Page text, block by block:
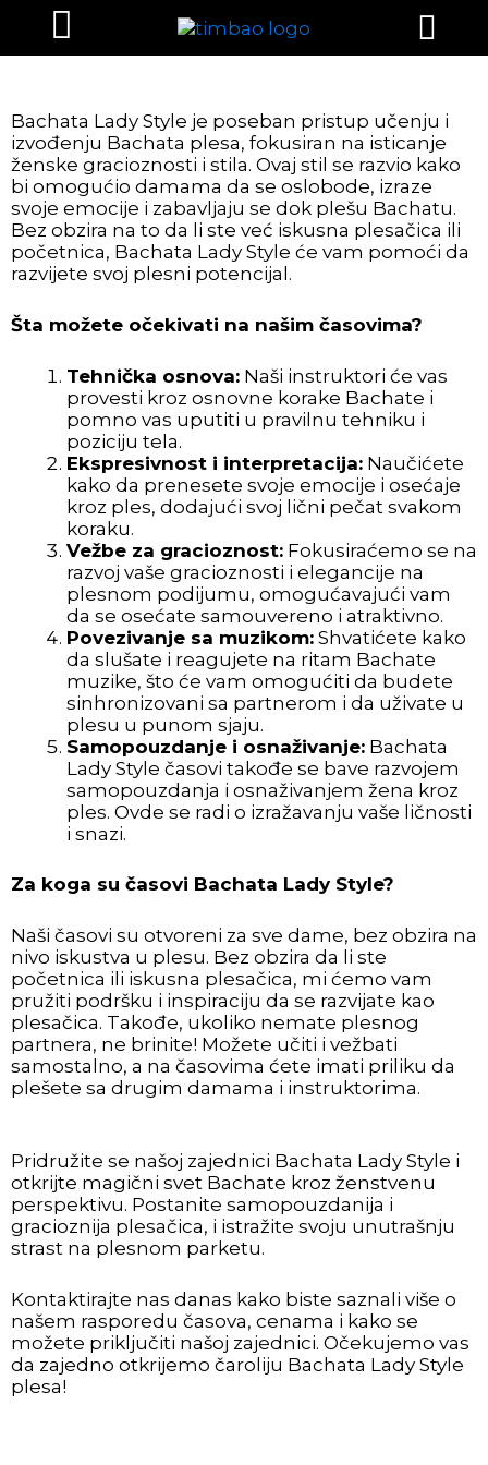
content
Menu
Bachata Lady Style je poseban pristup učenju i
izvođenju Bachata plesa, fokusiran na isticanje
ženske gracioznosti i stila. Ovaj stil se razvio kako
bi omogućio damama da se oslobode, izraze
svoje emocije i zabavljaju se dok plešu Bachatu.
Bez obzira na to da li ste već iskusna plesačica ili
početnica, Bachata Lady Style će vam pomoći da
razvijete svoj plesni potencijal.
Šta možete očekivati na našim časovima?
Tehnička osnova: Naši instruktori će vas
provesti kroz osnovne korake Bachate i
pomno vas uputiti u pravilnu tehniku i
poziciju tela.
Ekspresivnost i interpretacija: Naučićete
kako da prenesete svoje emocije i osećaje
kroz ples, dodajući svoj lični pečat svakom
koraku.
Vežbe za gracioznost: Fokusiraćemo se na
razvoj vaše gracioznosti i elegancije na
plesnom podijumu, omogućavajući vam
da se osećate samouvereno i atraktivno.
Povezivanje sa muzikom: Shvatićete kako
da slušate i reagujete na ritam Bachate
muzike, što će vam omogućiti da budete
sinhronizovani sa partnerom i da uživate u
plesu u punom sjaju.
Samopouzdanje i osnaživanje: Bachata
Lady Style časovi takođe se bave razvojem
samopouzdanja i osnaživanjem žena kroz
ples. Ovde se radi o izražavanju vaše ličnosti
i snazi.
Za koga su časovi Bachata Lady Style?
Naši časovi su otvoreni za sve dame, bez obzira na
nivo iskustva u plesu. Bez obzira da li ste
početnica ili iskusna plesačica, mi ćemo vam
pružiti podršku i inspiraciju da se razvijate kao
plesačica. Takođe, ukoliko nemate plesnog
partnera, ne brinite! Možete učiti i vežbati
samostalno, a na časovima ćete imati priliku da
plešete sa drugim damama i instruktorima.
Pridružite se našoj zajednici Bachata Lady Style i
otkrijte magični svet Bachate kroz ženstvenu
perspektivu. Postanite samopouzdanija i
gracioznija plesačica, i istražite svoju unutrašnju
strast na plesnom parketu.
Kontaktirajte nas danas kako biste saznali više o
našem rasporedu časova, cenama i kako se
možete priključiti našoj zajednici. Očekujemo vas
da zajedno otkrijemo čaroliju Bachata Lady Style
plesa!